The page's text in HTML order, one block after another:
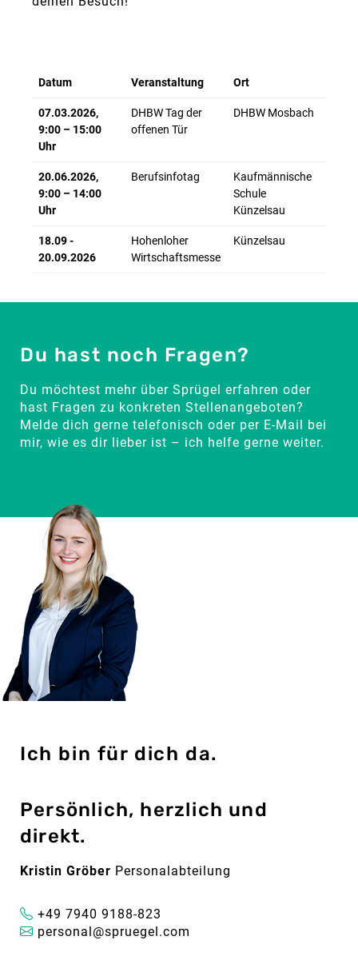
Datum Veranstaltung Ort
07.03.2026,
9:00 – 15:00
Uhr
DHBW Tag der
offenen Tür
DHBW Mosbach
20.06.2026,
9:00 – 14:00
Uhr
Berufsinfotag
Kaufmännische
Schule
Künzelsau
18.09 -
20.09.2026
Hohenloher
Wirtschaftsmesse
Künzelsau
Du hast noch Fragen?
Du möchtest mehr über Sprügel erfahren oder
hast Fragen zu konkreten Stellenangeboten?
Melde dich gerne telefonisch oder per E-Mail bei
mir, wie es dir lieber ist – ich helfe gerne weiter.
Ich bin für dich da.
Persönlich, herzlich und
direkt.
Kristin Gröber Personalabteilung
+49 7940 9188-823
personal@spruegel.com